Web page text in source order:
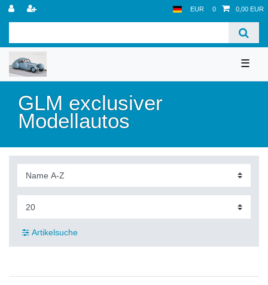
EUR 0 0,00 EUR
☰
GLM exclusiver
Modellautos
Artikelsuche